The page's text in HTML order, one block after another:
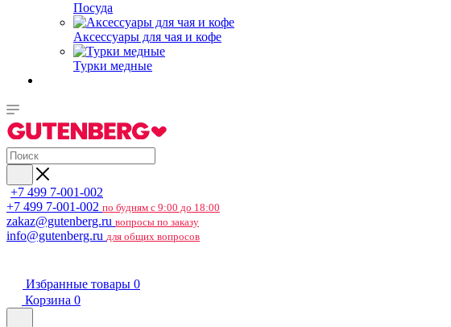
Посуда
Аксессуары для чая и кофе
Турки медные
+7 499 7-001-002
+7 499 7-001-002 по будням с 9:00 до 18:00
zakaz@gutenberg.ru вопросы по заказу
info@gutenberg.ru для общих вопросов
Избранные товары 0
Корзина 0